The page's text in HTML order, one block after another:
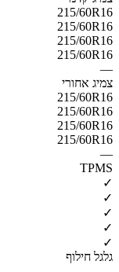
215/60R16
215/60R16
215/60R16
215/60R16
—
צמיג אחורי
215/60R16
215/60R16
215/60R16
215/60R16
—
TPMS
✓
✓
✓
✓
✓
גלגל חילוף